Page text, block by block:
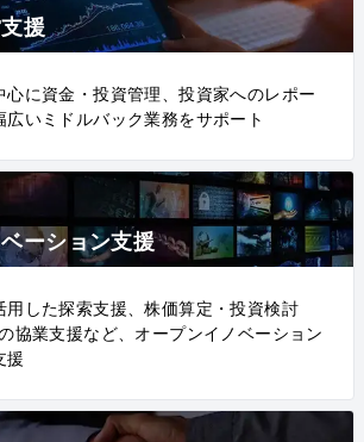
援
心に資金・投資管理、投資家へのレポー
いミドルバック業務をサポート
ーション支援
用した探索支援、株価算定・投資検討
協業支援など、オープンイノベーション
援